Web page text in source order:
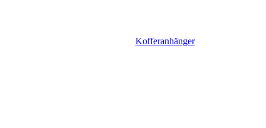
Kofferanhänger